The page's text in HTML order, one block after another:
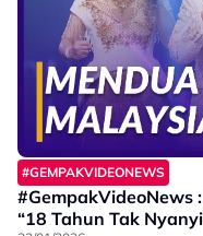
#GEMPAKVIDEONEWS
#GempakVideoNews
“18 Tahun Tak